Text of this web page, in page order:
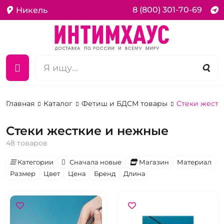
Никель 8 (800) 301-70-69
Главная Каталог Фетиш и БДСМ товары Стеки
Стеки жесткие и нежные
48 товаров
Категории Сначала новые Магазин
Материал
Размер
Цвет Цена Бренд Длина